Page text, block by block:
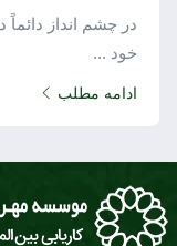
در چشم ‌انداز
خود ...
ادامه مطلب